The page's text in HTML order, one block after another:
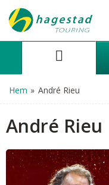
Hem » André Rieu
André Rieu